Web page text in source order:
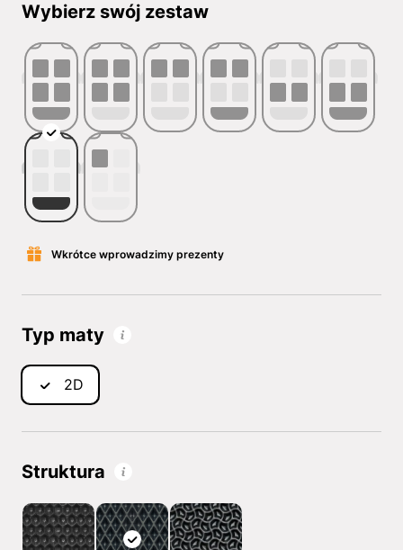
Wybierz swój zestaw
Wkrótce wprowadzimy prezenty
Typ maty
2D
Struktura